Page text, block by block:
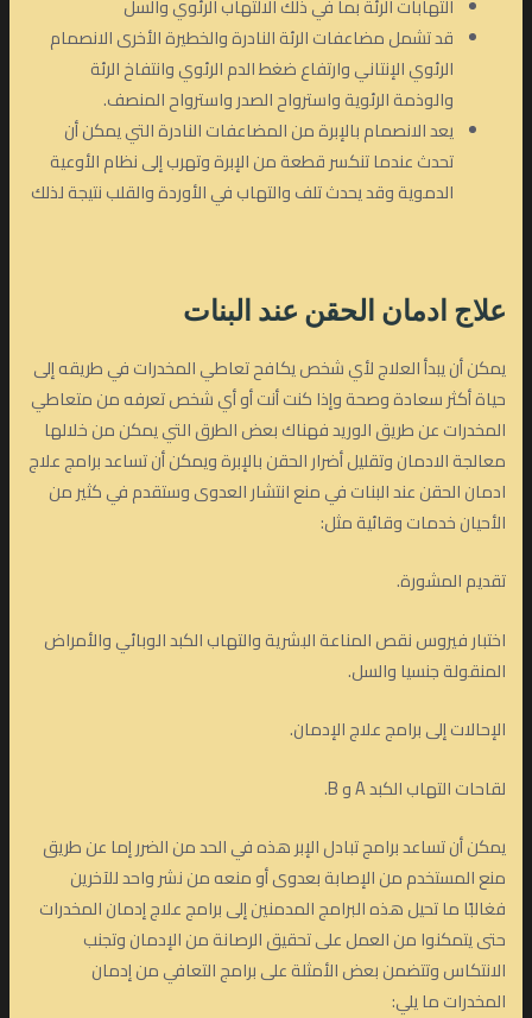
التهابات الرئة بما في ذلك الالتهاب الرئوي والسل
قد تشمل مضاعفات الرئة النادرة والخطيرة الأخرى الانصمام
الرئوي الإنتاني وارتفاع ضغط الدم الرئوي وانتفاخ الرئة
والوذمة الرئوية واسترواح الصدر واسترواح المنصف.
يعد الانصمام بالإبرة من المضاعفات النادرة التي يمكن أن
تحدث عندما تنكسر قطعة من الإبرة وتهرب إلى نظام الأوعية
الدموية وقد يحدث تلف والتهاب في الأوردة والقلب نتيجة لذلك
علاج ادمان الحقن عند البنات
يمكن أن يبدأ العلاج لأي شخص يكافح تعاطي المخدرات في طريقه إلى
حياة أكثر سعادة وصحة وإذا كنت أنت أو أي شخص تعرفه من متعاطي
المخدرات عن طريق الوريد فهناك بعض الطرق التي يمكن من خلالها
معالجة الادمان وتقليل أضرار الحقن بالإبرة ويمكن أن تساعد برامج علاج
ادمان الحقن عند البنات في منع انتشار العدوى وستقدم في كثير من
الأحيان خدمات وقائية مثل:
تقديم المشورة.
اختبار فيروس نقص المناعة البشرية والتهاب الكبد الوبائي والأمراض
المنقولة جنسيا والسل.
الإحالات إلى برامج علاج الإدمان.
لقاحات التهاب الكبد A و B.
يمكن أن تساعد برامج تبادل الإبر هذه في الحد من الضرر إما عن طريق
منع المستخدم من الإصابة بعدوى أو منعه من نشر واحد للآخرين
فغالبًا ما تحيل هذه البرامج المدمنين إلى برامج علاج إدمان المخدرات
حتى يتمكنوا من العمل على تحقيق الرصانة من الإدمان وتجنب
الانتكاس وتتضمن بعض الأمثلة على برامج التعافي من إدمان
المخدرات ما يلي: